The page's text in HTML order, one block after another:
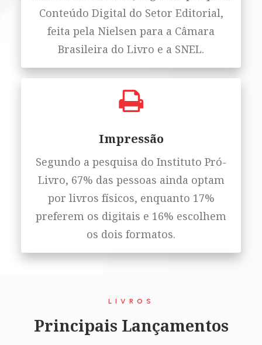
Conteúdo Digital do Setor Editorial,
feita pela Nielsen para a Câmara
Brasileira do Livro e a SNEL.
Impressão
Segundo a pesquisa do Instituto Pró-
Livro, 67% das pessoas ainda optam
por livros físicos, enquanto 17%
preferem os digitais e 16% escolhem
os dois formatos.
LIVROS
Principais Lançamentos